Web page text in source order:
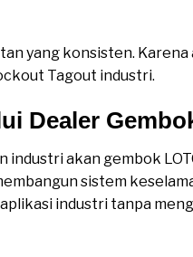
yang konsisten. Karena
Tagout industri.
Dealer
akan gembok
sistem
industri tanpa